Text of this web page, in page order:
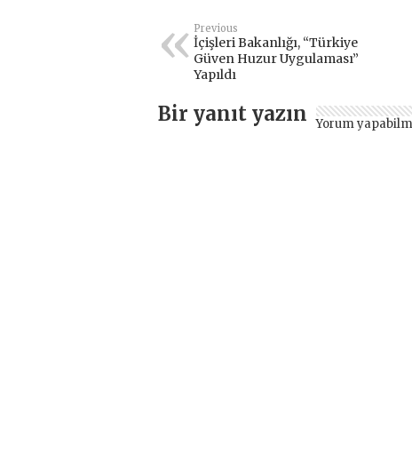
Previous
İçişleri Bakanlığı, “Türkiye
Güven Huzur Uygulaması”
Yapıldı
Bir yanıt yazın Yorum